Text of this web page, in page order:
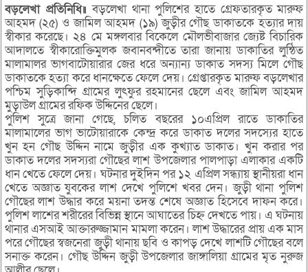
বড়লেখা প্রতিনিধি॥ বড়লেখা থানা পুলিশের হাতে গ্রেফতারকৃত মারুফ
আহমদ (২৫) ও জামিল আহমদ (১৯) জুড়ীর গৌছ ডাকাতকে হত্যার দায়
স্বীকার করেছে। ২৪ মে মঙ্গলবার বিকেলে মৌলভীবাজার জ্যেষ্ট বিচারিক
আদালতে স্বীকারোক্তিমুলক জবানবন্দীতে তারা জানায় ডাকাতির লুন্ঠিত
মালামালর ভাগবাটোয়ারার জের ধরে অন্যান্য ডাকাত সদস্য মিলে গৌছ
ডাকাতকে হত্যা করে ধানক্ষেতে ফেলে দেয়। গ্রেপ্তারকৃত মারুফ বড়লেখার
পশ্চিম সুড়িকান্দি গ্রামের লুৎফুর রহমানের ছেলে এবং জামিল আহমদ
মুড়াউল গ্রামের রফিক উদ্দিনের ছেলে।
পুলিশ সুত্রে জানা গেছে, চলিত বছরের ১০এপ্রিল রাতে ডাকাতির
মালামালের ভাগ ভাটোয়ারাকে কেন্দ্র করে ডাকাত দলের সদস্যের হাতে
খুন হন গৌছ উদ্দিন নামে জুড়ীর এক কুখ্যাত ডাকাত। খুন করার পর
ডাকাত দলের সদস্যরা গৌছের লাশ উপজেলার পালপাড়া এলাকার একটি
ধান খেতে ফেলে দেয়। ঘটনার দুইদিন পর ১২ এপ্রিল সন্ধ্যায় স্থানীয়রা ধান
খেতে অজ্ঞাত যুবকের লাশ দেখে পুলিশে খবর দেন। জুড়ী থানা পুলিশ
গৌছের লাশ উদ্ধার করে ময়না তদন্ত শেষে অজ্ঞাত হিসেবে দাফন করে।
পুলিশ লাশের শরীরের বিভিন্ন স্থানে আঘাতের চিহ্ন দেখতে পায়। এ ঘটনায়
থানার এসআই আক্তারুজ্জামান মামলা করেন। লাশ উদ্ধারের প্রায় এক মাস
পরে গৌছের স্বজনেরা জুড়ী থানায় ছবি ও কাপড় দেখে লাশটি গৌছের বলে
সনাক্ত করেন। গৌছ উদ্দিন জুড়ী উপজেলার জাঙ্গালিয়া গ্রামের মৃত নুরুজ